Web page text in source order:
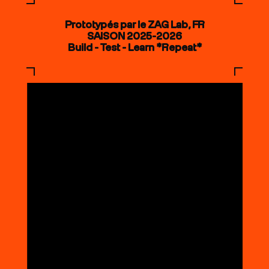
Prototypés par le ZAG Lab, FR
SAISON 2025-2026
Build - Test - Learn *Repeat*